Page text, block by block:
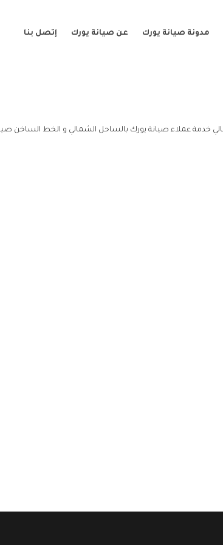
مدونة صيانة يورك عن صيانة يورك إتصل بنا
خدمة عملاء صيانة يورك بالساحل الشمالي و الخط الساخن